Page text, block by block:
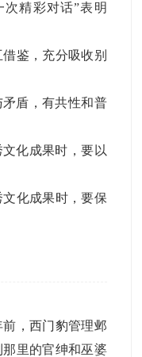
精彩对话”表明
鉴，充分吸收别
盾，有共性和普
化成果时，要以
化成果时，要保
前，西门豹管理邺
里的官绅和巫婆